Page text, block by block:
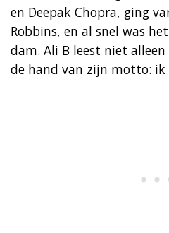
en Deepak Chopra, ging
Robbins, en al snel was
dam. Ali B leest niet
de hand van zijn motto: ik